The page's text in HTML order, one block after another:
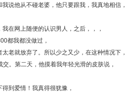
说他从不碰老婆，他只要跟我，我真地相信，
在网上随便的认识男人，之后，，，
都我都没做过，
老就放弃了。所以少之又少，在这种情况下，
。第二天，他摸着我年轻光滑的皮肤说，
到爱情！我真得很犹豫，